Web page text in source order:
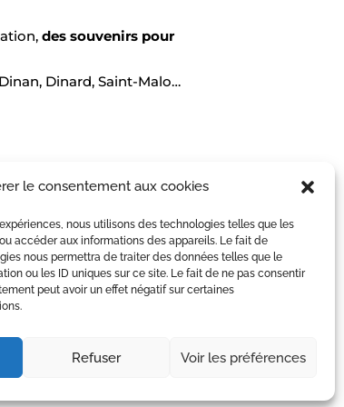
le consentement aux cookies
nous utilisons des technologies telles que les
accéder aux informations des appareils. Le fait de
nous permettra de traiter des données telles que le
ou les ID uniques sur ce site. Le fait de ne pas consentir
peut avoir un effet négatif sur certaines
Refuser Voir les préférences
des souvenirs pour
Dinard, Saint-Malo…